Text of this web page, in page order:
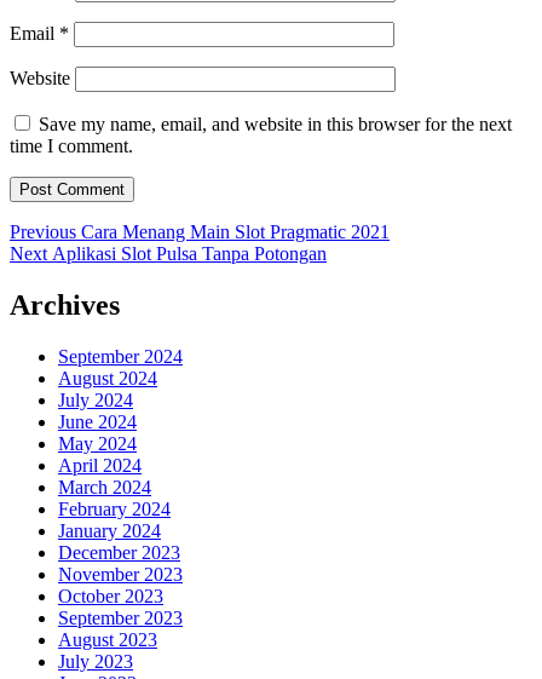
Email *
Website
Save my name, email, and website in this browser for the next
time I comment.
Post
navigation
Previous Previous
post:
Cara Menang Main Slot Pragmatic 2021
Next Next
Aplikasi Slot Pulsa Tanpa Potongan
Archives
September 2024
August 2024
July 2024
June 2024
May 2024
April 2024
March 2024
February 2024
January 2024
December 2023
November 2023
October 2023
September 2023
August 2023
July 2023